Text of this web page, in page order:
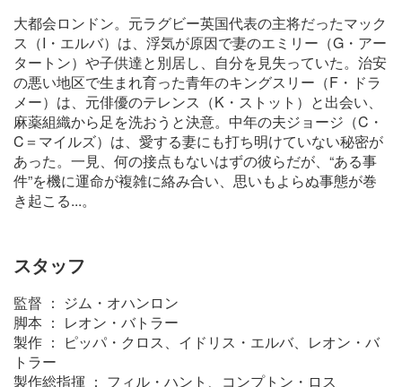
大都会ロンドン。元ラグビー英国代表の主将だったマック
ス（I・エルバ）は、浮気が原因で妻のエミリー（G・アー
タートン）や子供達と別居し、自分を見失っていた。治安
の悪い地区で生まれ育った青年のキングスリー（F・ドラ
メー）は、元俳優のテレンス（K・ストット）と出会い、
麻薬組織から足を洗おうと決意。中年の夫ジョージ（C・
C＝マイルズ）は、愛する妻にも打ち明けていない秘密が
あった。一見、何の接点もないはずの彼らだが、“ある事
件”を機に運命が複雑に絡み合い、思いもよらぬ事態が巻
き起こる...。
スタッフ
監督 ： ジム・オハンロン
脚本 ： レオン・バトラー
製作 ： ピッパ・クロス、イドリス・エルバ、レオン・バ
トラー
製作総指揮 ： フィル・ハント、コンプトン・ロス